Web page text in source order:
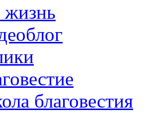
благовестия